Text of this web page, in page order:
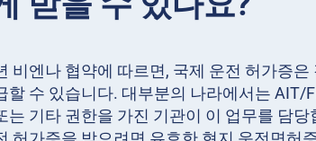
비엔나 협약에 따르면, 국제 운전 허가증
할 수 있습니다. 대부분의 나라에서는 AIT/
는 기타 권한을 가진 기관이 이 업무를 담